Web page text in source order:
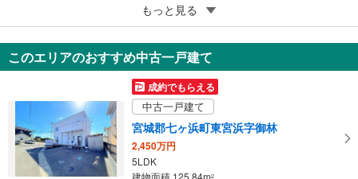
成約でもらえる
宮城郡七ヶ浜町花渕浜字舘下
1,780万円
ワンルーム
32.4m2（登記）
宮城県宮城郡七ヶ浜町花渕浜字舘下
もっと見る
このエリアのおすすめ中古一戸建て
成約でもらえる
中古一戸建て
宮城郡七ヶ浜町東宮浜字御林
2,450万円
5LDK
建物面積 125.84m2